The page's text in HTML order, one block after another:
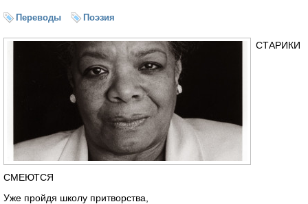
Переводы Поэзия
СТАРИКИ
СМЕЮТСЯ
Уже пройдя школу притворства,